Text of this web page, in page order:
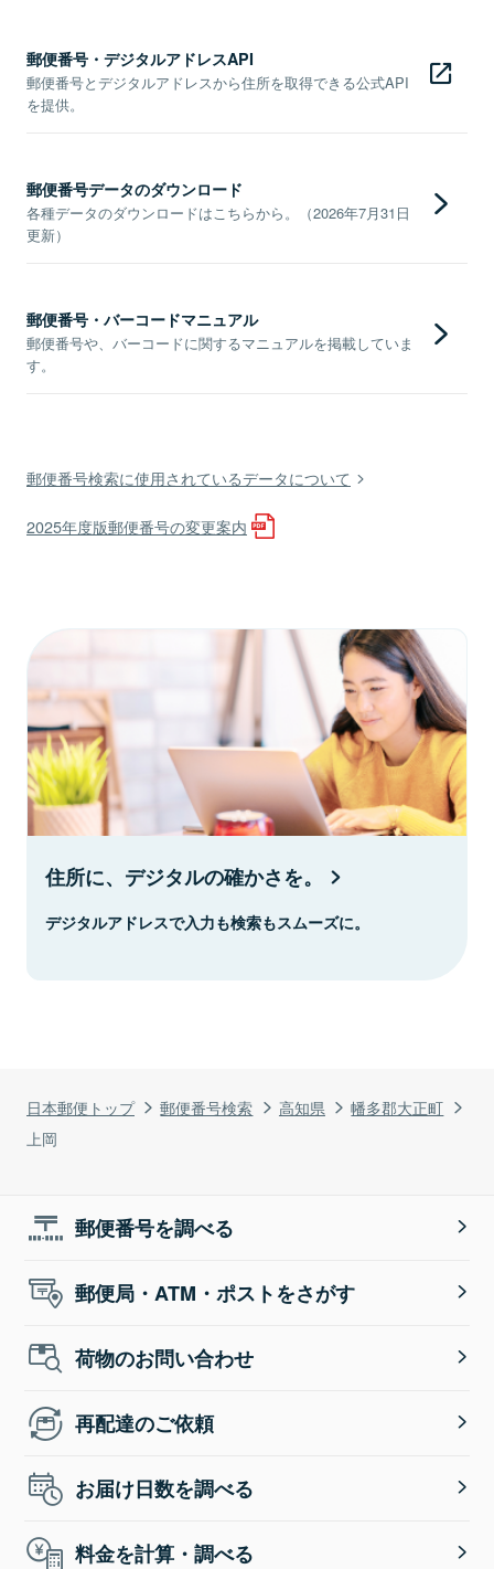
日本郵便トップ 郵便番号検索 高知県
幡多郡大正町
上岡
郵便番号・デジタルアドレスAPI
郵便番号とデジタルアドレスから住所を取得できる公式API
を提供。
郵便番号データのダウンロード
各種データのダウンロードはこちらから。（2026年7月31日
更新）
郵便番号・バーコードマニュアル
郵便番号や、バーコードに関するマニュアルを掲載していま
す。
郵便番号検索に使用されているデータについて
2025年度版郵便番号の変更案内
住所に、デジタルの確かさを。
デジタルアドレスで入力も検索もスムーズに。
郵便番号を調べる
郵便局・ATM・ポストをさがす
荷物のお問い合わせ
再配達のご依頼
お届け日数を調べる
料金を計算・調べる